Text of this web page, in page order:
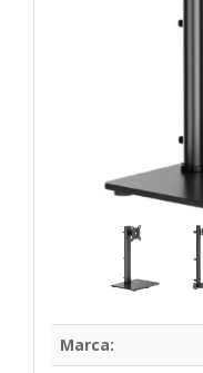
Marca: